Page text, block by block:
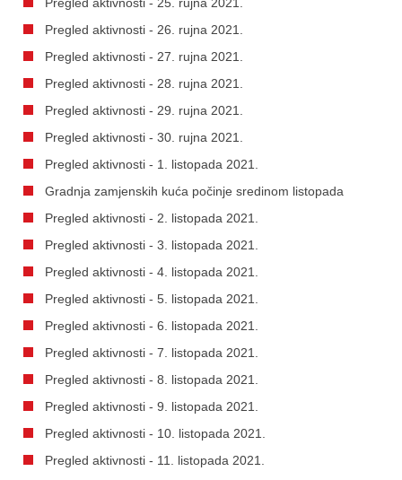
Pregled aktivnosti - 26. rujna 2021.
Pregled aktivnosti - 27. rujna 2021.
Pregled aktivnosti - 28. rujna 2021.
Pregled aktivnosti - 29. rujna 2021.
Pregled aktivnosti - 30. rujna 2021.
Pregled aktivnosti - 1. listopada 2021.
Gradnja zamjenskih kuća počinje sredinom listopada
Pregled aktivnosti - 2. listopada 2021.
Pregled aktivnosti - 3. listopada 2021.
Pregled aktivnosti - 4. listopada 2021.
Pregled aktivnosti - 5. listopada 2021.
Pregled aktivnosti - 6. listopada 2021.
Pregled aktivnosti - 7. listopada 2021.
Pregled aktivnosti - 8. listopada 2021.
Pregled aktivnosti - 9. listopada 2021.
Pregled aktivnosti - 10. listopada 2021.
Pregled aktivnosti - 11. listopada 2021.